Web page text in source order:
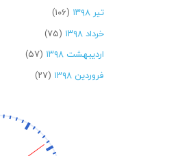
تیر ۱۳۹۸
(۱۰۶)
خرداد ۱۳۹۸
(۷۵)
اردیبهشت ۱۳۹۸
(۵۷)
فروردین ۱۳۹۸
(۲۷)